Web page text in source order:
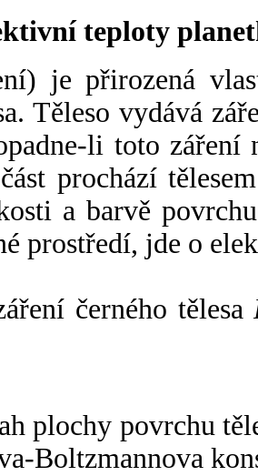
teploty
je přirozená
Těleso vydává
li toto záření
prochází
a barvě
prostředí, jde o
černého tělesa
plochy povrchu
Boltzmannova